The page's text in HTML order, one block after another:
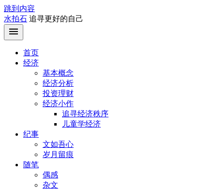
跳到内容
水拍石 追寻更好的自己
首页
经济
基本概念
经济分析
投资理财
经济小作
追寻经济秩序
儿童学经济
纪事
文如吾心
岁月留痕
随笔
偶感
杂文